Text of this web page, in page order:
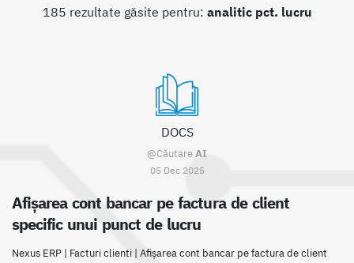
185 rezultate găsite pentru: analitic pct. lucru
DOCS
@CăutareAI
05 Dec 2025
Afișarea cont bancar pe factura de client
specific unui punct de lucru
Nexus ERP | Facturi clienti | Afișarea cont bancar pe factura de client